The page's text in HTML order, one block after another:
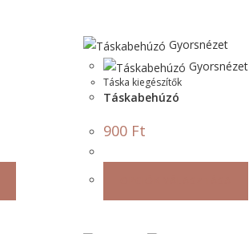
Gyorsnézet
Gyorsnézet
Táska kiegészítők
Táskabehúzó
900 Ft